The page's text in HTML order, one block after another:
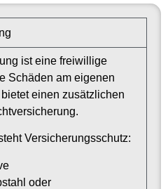
ist eine freiwillige
Schäden am eigenen
einen zusätzlichen
Versicherungsschutz:
oder